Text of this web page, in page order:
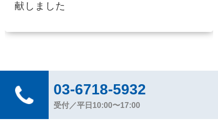
献しました
03-6718-5932
受付／平日10:00〜17:00